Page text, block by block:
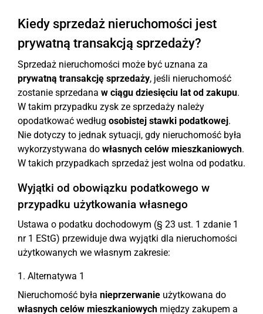
Kiedy sprzedaż nieruchomości jest
prywatną transakcją sprzedaży?
Sprzedaż nieruchomości może być uznana za
prywatną transakcję sprzedaży, jeśli nieruchomość
zostanie sprzedana w ciągu dziesięciu lat od zakupu.
W takim przypadku zysk ze sprzedaży należy
opodatkować według osobistej stawki podatkowej.
Nie dotyczy to jednak sytuacji, gdy nieruchomość była
wykorzystywana do własnych celów mieszkaniowych.
W takich przypadkach sprzedaż jest wolna od podatku.
Wyjątki od obowiązku podatkowego w
przypadku użytkowania własnego
Ustawa o podatku dochodowym (§ 23 ust. 1 zdanie 1
nr 1 EStG) przewiduje dwa wyjątki dla nieruchomości
użytkowanych we własnym zakresie:
1. Alternatywa 1
Nieruchomość była nieprzerwanie użytkowana do
własnych celów mieszkaniowych między zakupem a